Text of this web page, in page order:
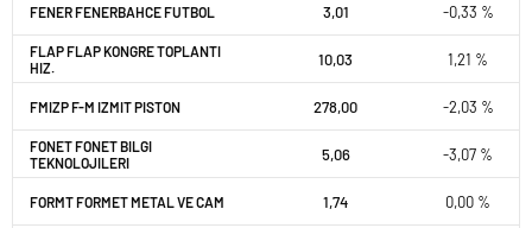
FENER FENERBAHCE FUTBOL 3,01 -0,33 %
FLAP FLAP KONGRE TOPLANTI
HIZ.
10,03 1,21 %
FMIZP F-M IZMIT PISTON 278,00 -2,03 %
FONET FONET BILGI
TEKNOLOJILERI
5,06 -3,07 %
FORMT FORMET METAL VE CAM 1,74 0,00 %